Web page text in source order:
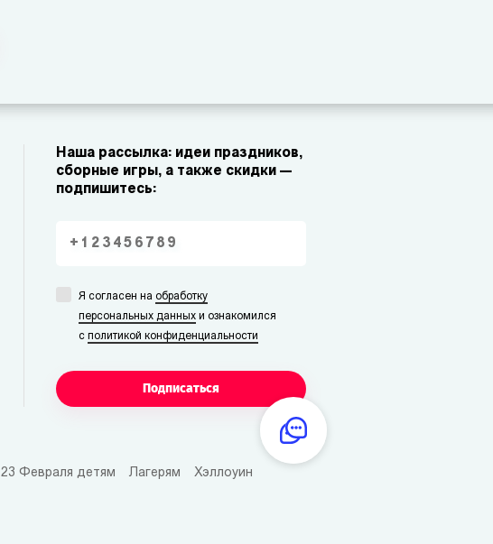
23 Февраля детям Лагерям Хэллоуин
Наша рассылка: идеи праздников,
сборные игры, а также скидки —
подпишитесь:
Я согласен на обработку
персональных данных и ознакомился
сполитикой конфиденциальности
Подписаться